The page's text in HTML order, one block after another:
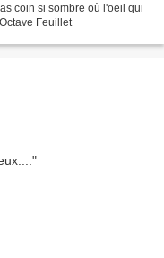
coin si sombre où l'oeil qui
Feuillet